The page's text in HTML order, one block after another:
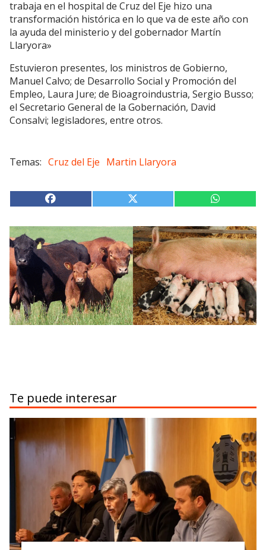
trabaja en el hospital de Cruz del Eje hizo una
transformación histórica en lo que va de este año con
la ayuda del ministerio y del gobernador Martín
Llaryora»
Estuvieron presentes, los ministros de Gobierno,
Manuel Calvo; de Desarrollo Social y Promoción del
Empleo, Laura Jure; de Bioagroindustria, Sergio Busso;
el Secretario General de la Gobernación, David
Consalvi; legisladores, entre otros.
Cruz del Eje Martin Llaryora
Te puede interesar